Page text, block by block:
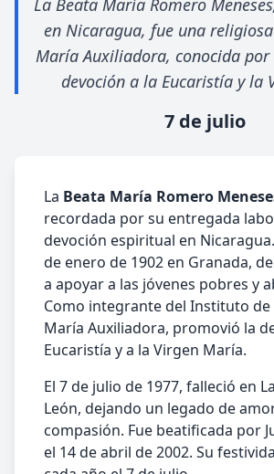
La Beata María Romero
en Nicaragua, fue una
María Auxiliadora, conocida
devoción a la Eucaristía y la
7 de julio
La Beata María Romero
recordada por su entregada
devoción espiritual en
de enero de 1902 en Granada,
a apoyar a las jóvenes pobres y
Como integrante del Instituto de
María Auxiliadora, promovió la
Eucaristía y a la Virgen María.
El 7 de julio de 1977, falleció en
León, dejando un legado de
compasión. Fue beatificada por
el 14 de abril de 2002. Su